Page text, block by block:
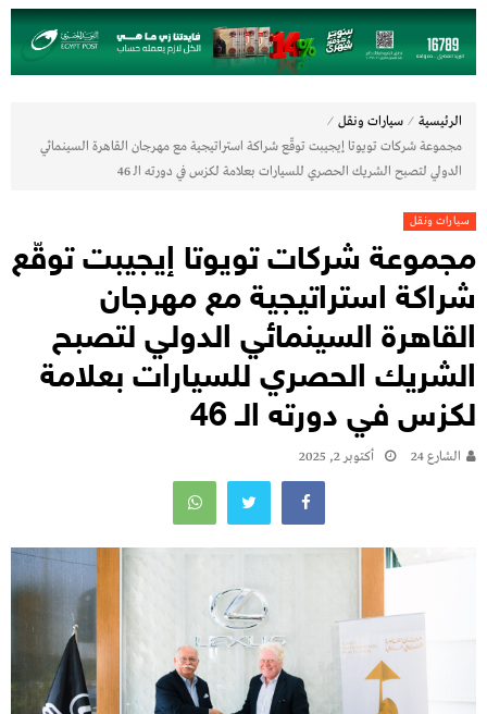
الرئيسية ⁄ سيارات ونقل ⁄
مجموعة شركات تويوتا إيجيبت توقّع شراكة استراتيجية مع مهرجان القاهرة السينمائي
الدولي لتصبح الشريك الحصري للسيارات بعلامة لكزس في دورته الـ 46
سيارات ونقل
مجموعة شركات تويوتا إيجيبت توقّع
شراكة استراتيجية مع مهرجان
القاهرة السينمائي الدولي لتصبح
الشريك الحصري للسيارات بعلامة
لكزس في دورته الـ 46
الشارع 24 أكتوبر 2, 2025